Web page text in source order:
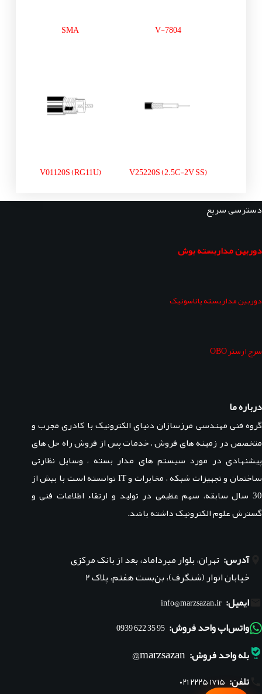
V-7804
SMA
V25220S (2.5C-2V SS)
V01120S (RG11U)
دسترسی سریع
دوربین مداربسته بوش
دوربین مداربسته پاناسونیک
سرج ارستر OBO
درباره ما
گروه فنی مهندسی مرزسازان دنیای الکترونیک با کادری مجرب و
متخصص در زمینه های فروش ، خدمات پس از فروش راه حل های
پیشنهادی در مورد سیستم های مدار بسته ، وسایل نظارتی
ساختمان و تجهیزات شبکه ، مخابرات و IT توانسته است با بیش از
30 سال سابقه، سهم عظیمی در تولید و ارتقاء اطلاعات فنی و
گسترش علوم الکترونیک داشته باشد.
آدرس: تهران، بلوار میرداماد، بعد از بانک مرکزی
خیابان انوار (شنگرف)، بن‌بست هفتم، پلاک ۲
ایمیل: info@marzsazan.ir
واتس‌اپ واحد فروش: 95 35 622 0939
بله واحد فروش: marzsazan@
تلفن: ۰۲۱ ۲۲۲۵ ۱۷۱۵